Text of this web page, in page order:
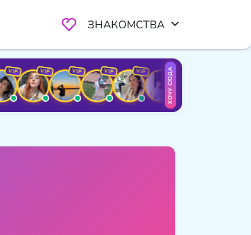
ЗНАКОМСТВА
VIP VIP VIP VIP VIP ХОЧУ СЮДА